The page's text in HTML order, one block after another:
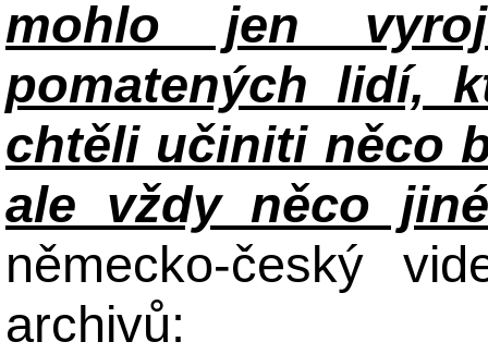
mohlo jen
pomatených lidí,
chtěli učiniti něco
ale vždy něco
německo-český
archivů: